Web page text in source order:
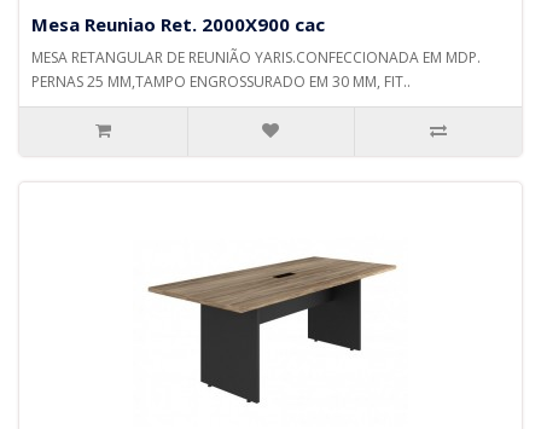
Mesa Reuniao Ret. 2000X900 cac
MESA RETANGULAR DE REUNIÃO YARIS.CONFECCIONADA EM MDP.
PERNAS 25 MM,TAMPO ENGROSSURADO EM 30 MM, FIT..